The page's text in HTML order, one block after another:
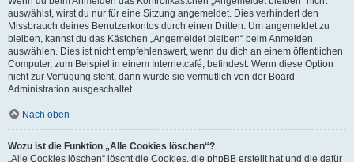
auswählst, wirst du nur für eine Sitzung angemeldet. Dies verhindert den
Missbrauch deines Benutzerkontos durch einen Dritten. Um angemeldet zu
bleiben, kannst du das Kästchen „Angemeldet bleiben“ beim Anmelden
auswählen. Dies ist nicht empfehlenswert, wenn du dich an einem öffentlichen
Computer, zum Beispiel in einem Internetcafé, befindest. Wenn diese Option
nicht zur Verfügung steht, dann wurde sie vermutlich von der Board-
Administration ausgeschaltet.
Nach oben
Wozu ist die Funktion „Alle Cookies löschen“?
„Alle Cookies löschen“ löscht die Cookies, die phpBB erstellt hat und die dafür